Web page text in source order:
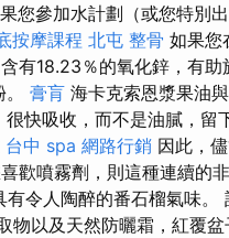
您參加水計劃（或您特別
按摩課程 北屯 整骨 如果您
有18.23％的氧化鋅，有
膏肓 海卡克索恩漿果油
快吸收，而不是油膩，留
台中 spa 網路行銷 因此，
歡噴霧劑，則這種連續的
令人陶醉的番石榴氣味
物以及天然防曬霜，紅覆